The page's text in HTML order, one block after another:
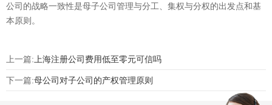
公司的战略一致性是母子公司管理与分工、集权与分权的出发点和基
本原则。
上一篇: 上海注册公司费用低至零元可信吗
下一篇:母公司对子公司的产权管理原则